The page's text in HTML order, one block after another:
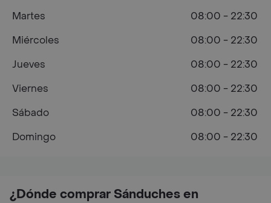
¿Dónde comprar Sánduches en
Martes
08:00 - 22:30
Miércoles
08:00 - 22:30
Jueves
08:00 - 22:30
Viernes
08:00 - 22:30
Sábado
08:00 - 22:30
Domingo
08:00 - 22:30